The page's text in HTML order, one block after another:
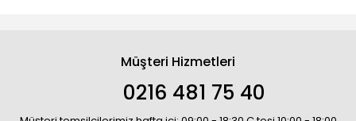
Müşteri Hizmetleri
0216 481 75 40